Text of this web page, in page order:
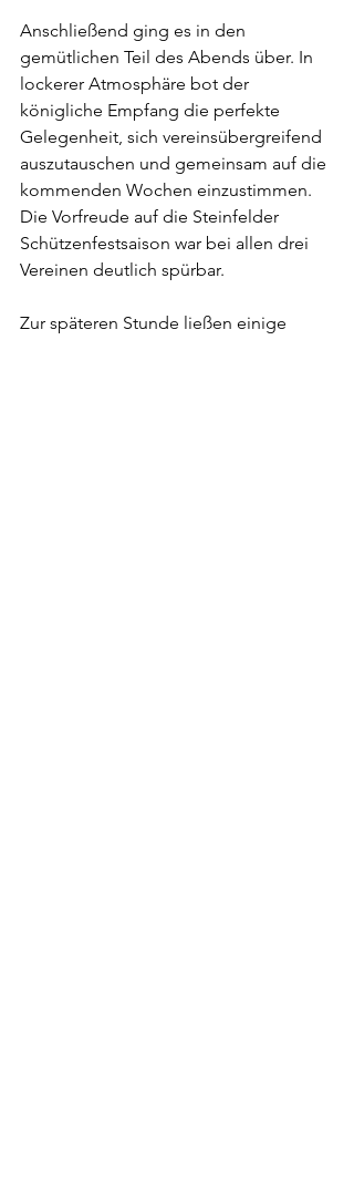
Anschließend ging es in den
gemütlichen Teil des Abends über. In
lockerer Atmosphäre bot der
königliche Empfang die perfekte
Gelegenheit, sich vereinsübergreifend
auszutauschen und gemeinsam auf die
kommenden Wochen einzustimmen.
Die Vorfreude auf die Steinfelder
Schützenfestsaison war bei allen drei
Vereinen deutlich spürbar.
Zur späteren Stunde ließen einige